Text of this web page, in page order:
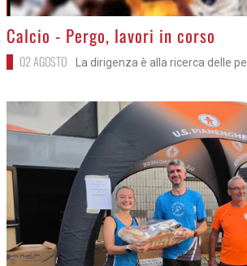
>
Calcio - Pergo, lavori in corso
02 AGOSTO La dirigenza è alla ricerca delle